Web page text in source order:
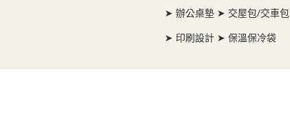
➤ 辦公桌墊 ➤ 交屋包/交車包
➤ 印刷設計 ➤ 保溫保冷袋